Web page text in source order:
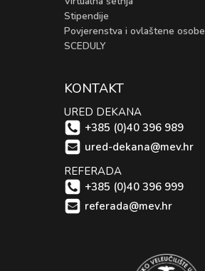
Stipendije
Povjerenstva i ovlaštene osobe
SCEDULY
KONTAKT
URED DEKANA
+385 (0)40 396 989
ured-dekana@mev.hr
REFERADA
+385 (0)40 396 999
referada@mev.hr